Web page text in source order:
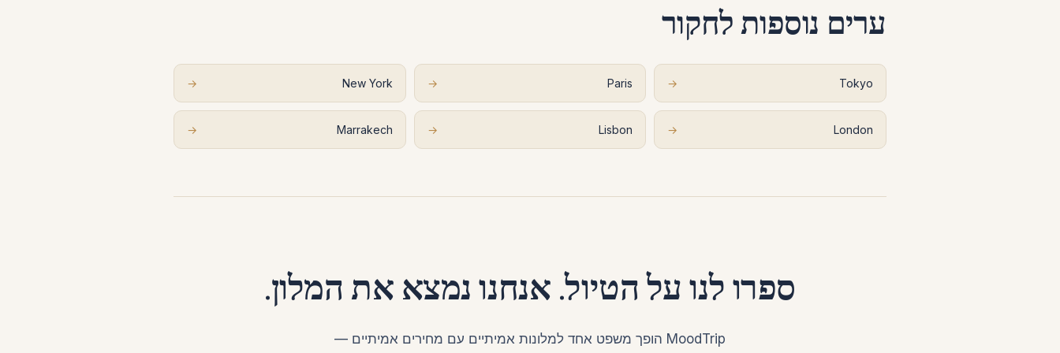
ערים נוספות לחקור
Tokyo
→
Paris
→
New York
→
London
→
Lisbon
→
Marrakech
→
ספרו לנו על הטיול. אנחנו נמצא את המלון.
MoodTrip הופך משפט אחד למלונות אמיתיים עם מחירים אמיתיים —